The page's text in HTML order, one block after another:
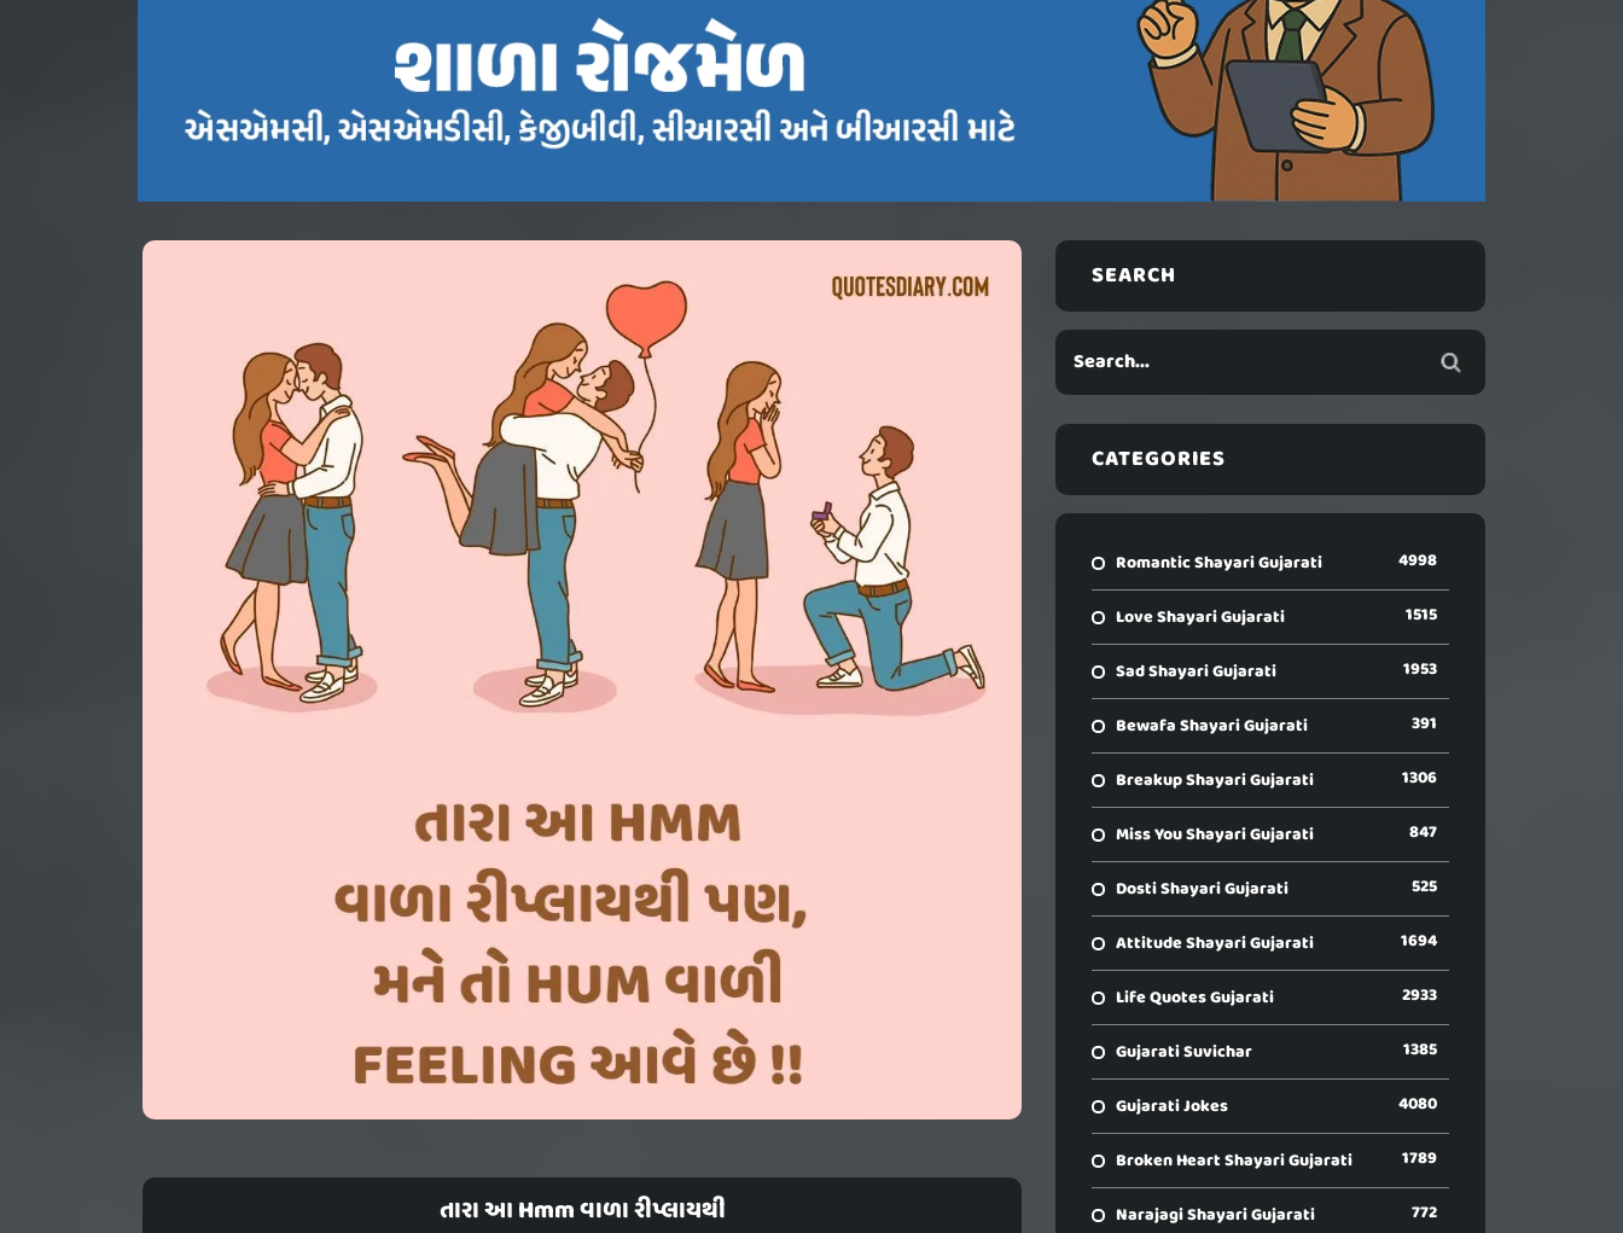
તારા આ Hmm વાળા રીપ્લાયથી
SEARCH
CATEGORIES
Romantic Shayari Gujarati 4998
Love Shayari Gujarati 1515
Sad Shayari Gujarati 1953
Bewafa Shayari Gujarati 391
Breakup Shayari Gujarati 1306
Miss You Shayari Gujarati 847
Dosti Shayari Gujarati 525
Attitude Shayari Gujarati 1694
Life Quotes Gujarati 2933
Gujarati Suvichar 1385
Gujarati Jokes 4080
Broken Heart Shayari Gujarati 1789
Narajagi Shayari Gujarati 772